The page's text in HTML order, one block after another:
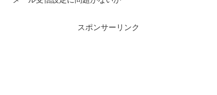
スポンサーリンク